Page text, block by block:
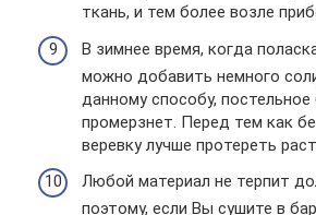
ткань, и тем более возле
В зимнее время, когда
можно добавить немного
данному способу, постельное
промерзнет. Перед тем как
веревку лучше протереть
Любой материал не терпит
поэтому, если Вы сушите в